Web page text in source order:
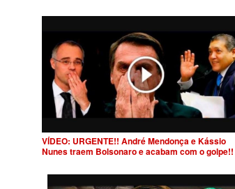
VÍDEO: URGENTE!! André Mendonça e Kássio
Nunes traem Bolsonaro e acabam com o golpe!!